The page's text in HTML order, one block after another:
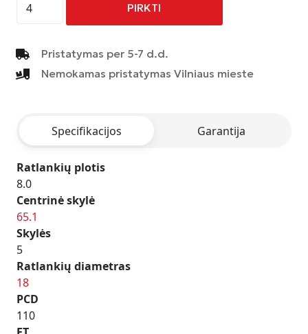
kiekis:
-
AC-
520
POLISHED
PIRKTI
Pristatymas per 5-7 d.d.
Nemokamas pristatymas Vilniaus mieste
Specifikacijos Garantija
Ratlankių plotis
8.0
Centrinė skylė
65.1
Skylės
5
Ratlankių diametras
18
PCD
110